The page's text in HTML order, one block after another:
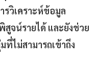
รวิเคราะห์ข้อมูล
จน์รายได้ และยังช่วย
ไม่สามารถเข้าถึง